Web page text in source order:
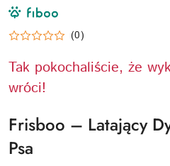
NAZWA
PRODUCENTA:
FIBOO (0)
Tak pokochaliście, że
wróci!
Frisboo – Latający
Psa